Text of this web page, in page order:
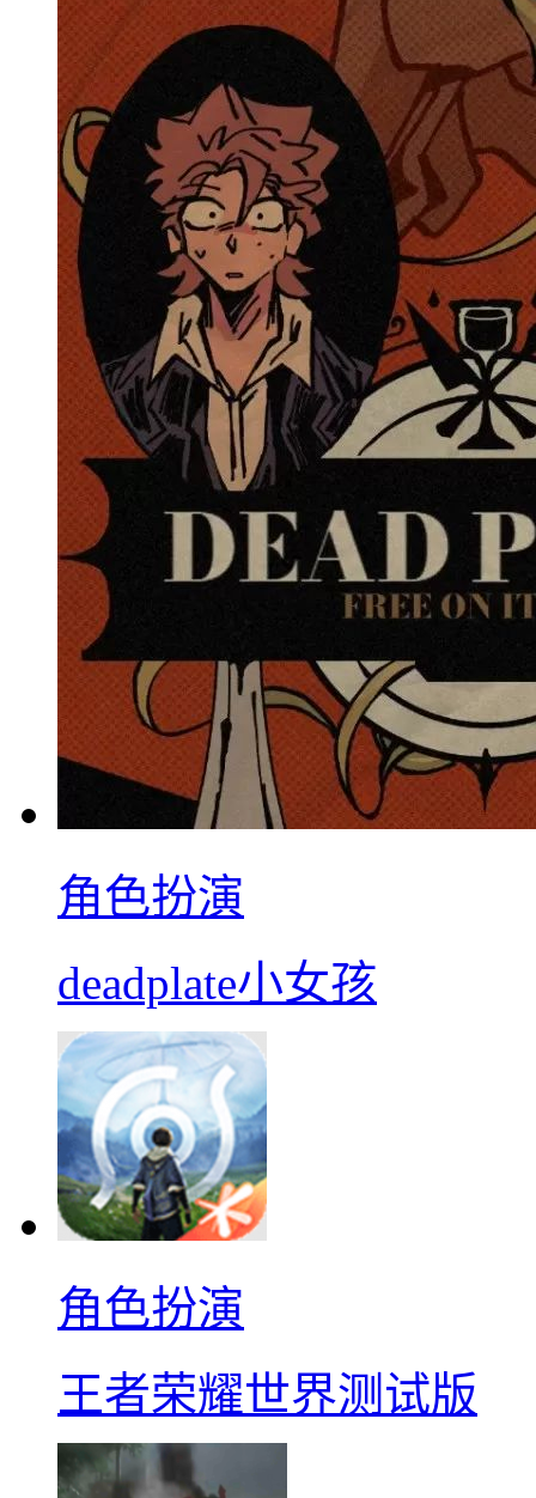
角色扮演
deadplate小女孩
角色扮演
王者荣耀世界测试版